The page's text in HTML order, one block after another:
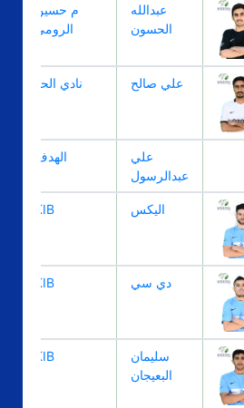
عبدالله
الحسون
م حسين
الرومي
علي صالح نادي الحد
علي
عبدالرسول
الهدف
اليكس KIB
دي سي KIB
سليمان
البعيجان
KIB